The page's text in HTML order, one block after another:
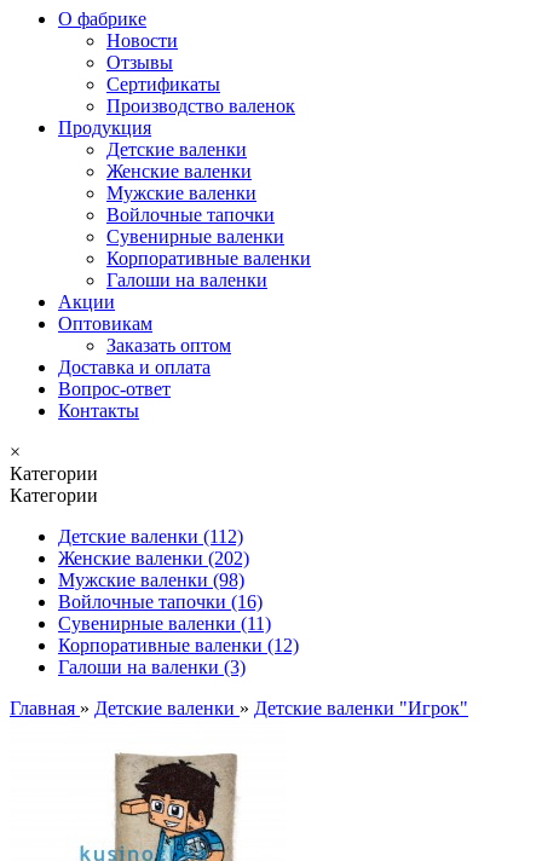
О фабрике
Новости
Отзывы
Сертификаты
Производство валенок
Продукция
Детские валенки
Женские валенки
Мужские валенки
Войлочные тапочки
Сувенирные валенки
Корпоративные валенки
Галоши на валенки
Акции
Оптовикам
Заказать оптом
Доставка и оплата
Вопрос-ответ
Контакты
×
Категории
Категории
Детские валенки (112)
Женские валенки (202)
Мужские валенки (98)
Войлочные тапочки (16)
Сувенирные валенки (11)
Корпоративные валенки (12)
Галоши на валенки (3)
Главная » Детские валенки » Детские валенки "Игрок"